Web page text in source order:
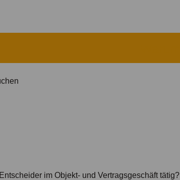
im Objekt- und Vertragsgeschäft tätig?